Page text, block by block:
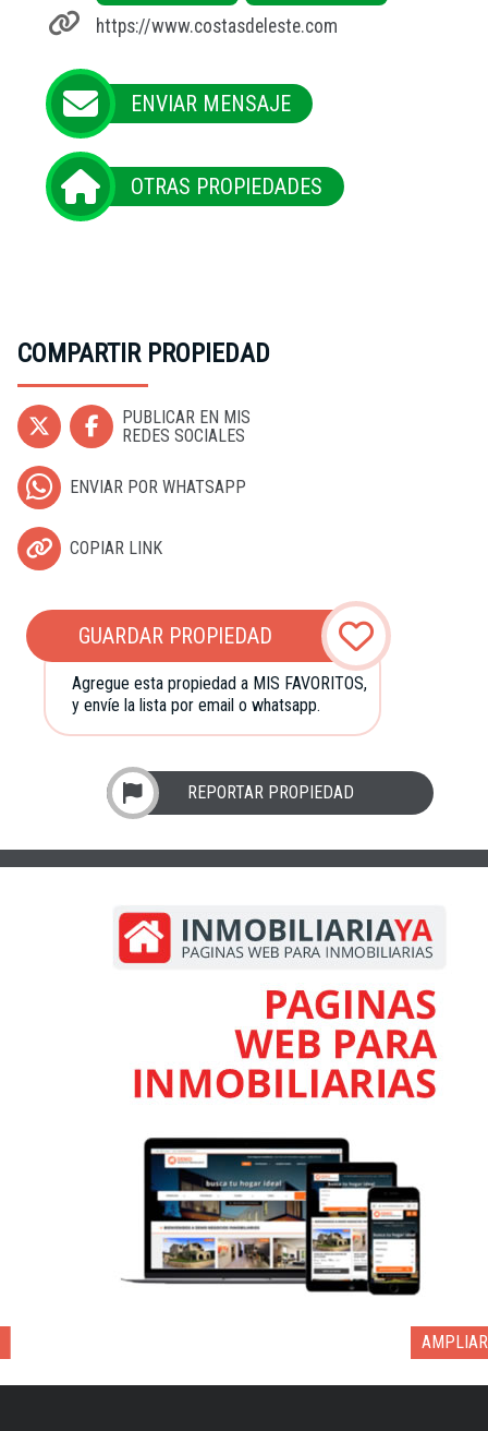
https://www.costasdeleste.com
ENVIAR MENSAJE
OTRAS PROPIEDADES
COMPARTIR PROPIEDAD
PUBLICAR EN MIS
REDES SOCIALES
ENVIAR POR WHATSAPP
COPIAR LINK
GUARDAR PROPIEDAD
Agregue esta propiedad a MIS FAVORITOS,
y envíe la lista por email o whatsapp.
REPORTAR PROPIEDAD
AMPLIAR